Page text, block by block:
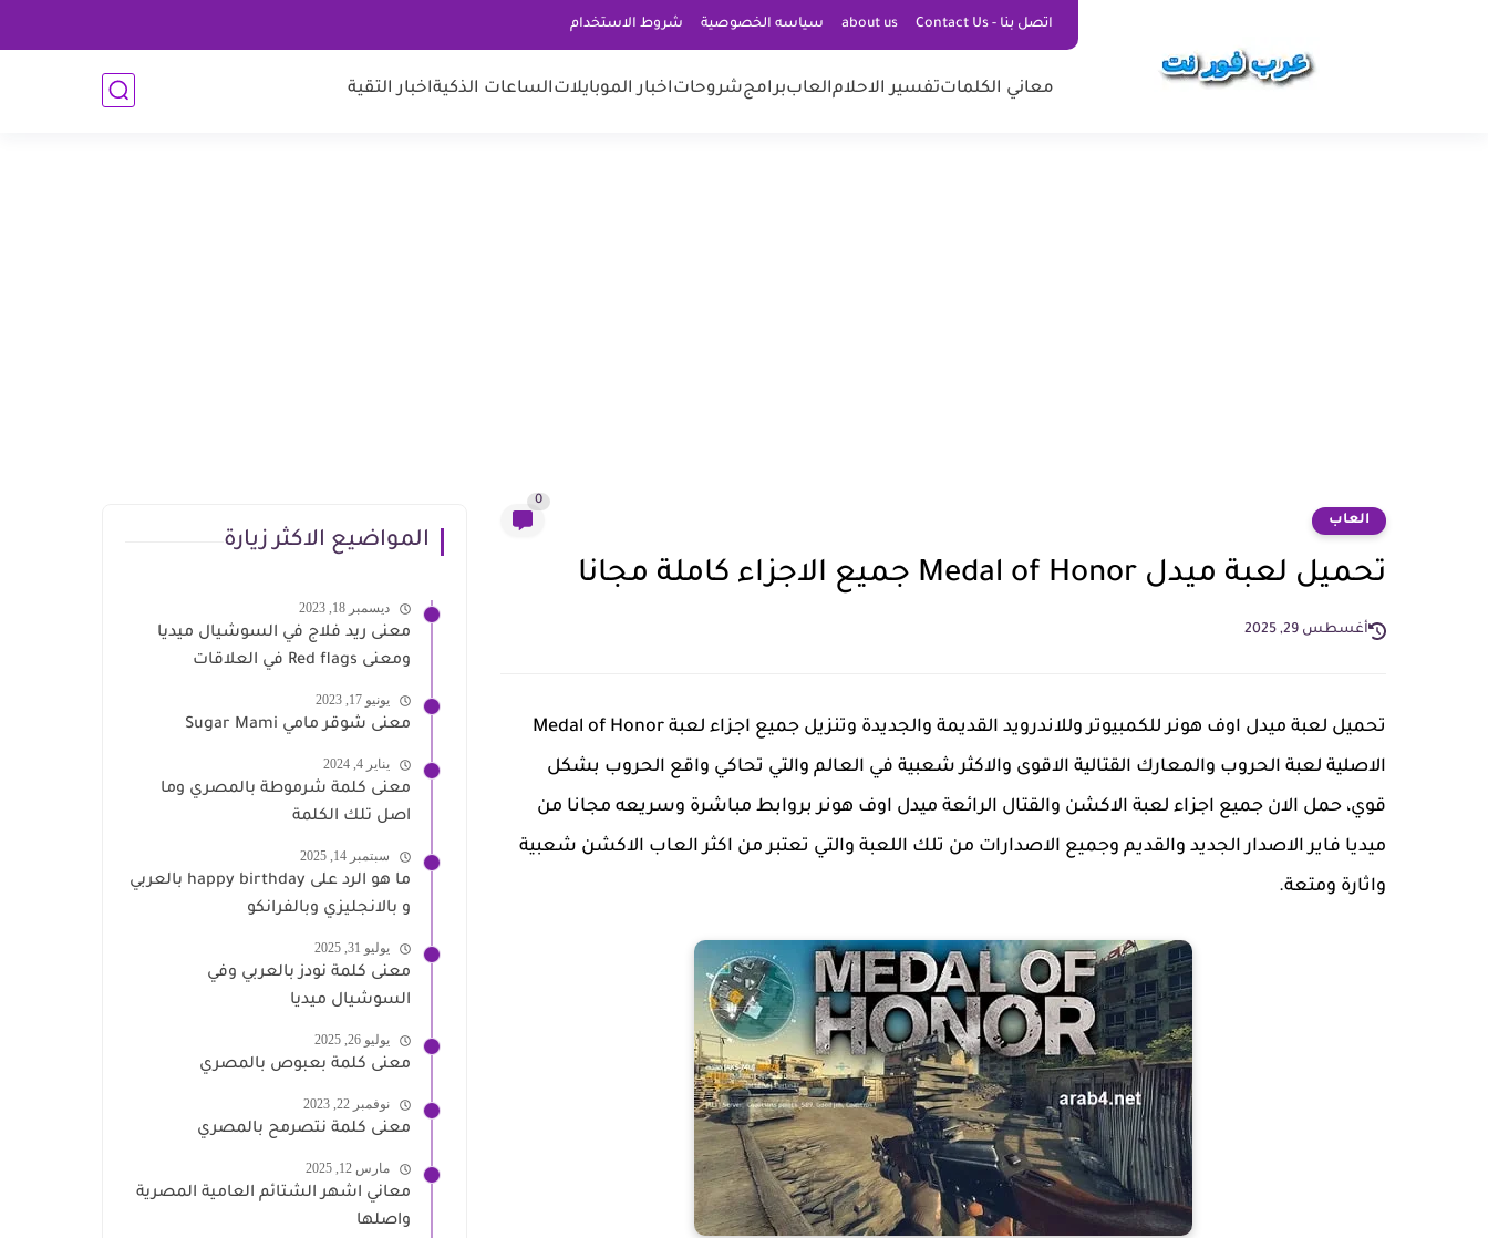
اتصل بنا - Contact Us about us سياسه الخصوصية شروط الاستخدام
معاني الكلماتتفسير الاحلامالعاببرامجشروحاتاخبار الموبايلاتالساعات الذكيةاخبار التقية
العاب
0
تحميل لعبة ميدل Medal of Honor جميع الاجزاء كاملة مجانا
أغسطس 29, 2025
تحميل لعبة ميدل اوف هونر للكمبيوتر وللاندرويد القديمة والجديدة وتنزيل جميع اجزاء لعبة Medal of Honor
الاصلية لعبة الحروب والمعارك القتالية الاقوى والاكثر شعبية في العالم والتي تحاكي واقع الحروب بشكل
قوي، حمل الان جميع اجزاء لعبة الاكشن والقتال الرائعة ميدل اوف هونر بروابط مباشرة وسريعه مجانا من
ميديا فاير الاصدار الجديد والقديم وجميع الاصدارات من تلك اللعبة والتي تعتبر من اكثر العاب الاكشن شعبية
واثارة ومتعة.
المواضيع الاكثر زيارة
ديسمبر 18, 2023
معنى ريد فلاج في السوشيال ميديا
ومعنى Red flags في العلاقات
يونيو 17, 2023
معنى شوقر مامي Sugar Mami
يناير 4, 2024
معنى كلمة شرموطة بالمصري وما
اصل تلك الكلمة
سبتمبر 14, 2025
ما هو الرد على happy birthday بالعربي
و بالانجليزي وبالفرانكو
يوليو 31, 2025
معنى كلمة نودز بالعربي وفي
السوشيال ميديا
يوليو 26, 2025
معنى كلمة بعبوص بالمصري
نوفمبر 22, 2023
معنى كلمة نتصرمح بالمصري
مارس 12, 2025
معاني اشهر الشتائم العامية المصرية
واصلها